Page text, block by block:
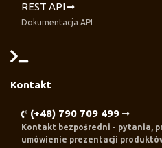
REST API
Dokumentacja API
Kontakt
(+48) 790 709 499
Kontakt bezpośredni - pytania,
umówienie prezentacji